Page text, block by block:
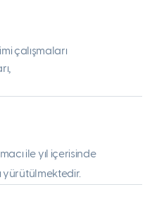
çalışmaları
ile yıl içerisinde
yürütülmektedir.